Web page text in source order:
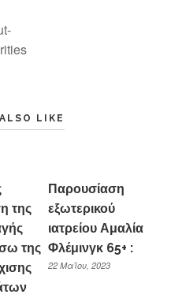
LIKE
της
της
Παρουσίαση
εξωτερικού
ιατρείου Αμαλία
Φλέμινγκ 65+ :
22 Μαΐου, 2023